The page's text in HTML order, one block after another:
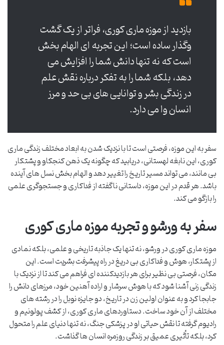
بازدید از موزه ماری کوری، فراتر از یک گشت
وگذار ساده است؛ این تجربه ای الهام بخش
است که نه تنها دانش شما را افزایش می
دهد، بلکه شما را به تفکر درباره نقش علم
در زندگی بشر و توانایی های بی حد و مرز
انسان وا می دارد.
سفر به این موزه، فرصتی است تا با نزدیک شدن به ابعاد مختلف زندگی ماری
کوری، این نابغه لهستانی، دریابید که چگونه یک ذهن کنجکاو و پشتکار
بی مانند، می تواند مسیر تاریخ را تغییر دهد و الهام بخش نسل های آینده
باشد. هر قدم در این موزه، داستانی ناگفته از فداکاری و جستجوگری علمی
را بازگو می کند.
سفر به ورشو و تجربه موزه ماری کوری
موزه ماری کوری در ورشو، نه تنها یک جاذبه تاریخی و علمی، بلکه نمادی
از پشتکار، هوش و فداکاری بی دریغ در راه پیشرفت بشریت است. این
مکان، فرصتی بی نظیر برای هر بازدیدکننده ای فراهم می کند تا از نزدیک با
زندگی زنی آشنا شود که با هوش سرشار و اراده آهنین خود، مرزهای دانش را
جابجا کرد و به عنوان اولین زن در تاریخ، دو جایزه نوبل را در رشته های
مختلف از آن خود ساخت. دستاوردهای ماری کوری، از کشف پولونیم و
رادیوم گرفته تا نقش حیاتی او در پزشکی جنگ، نه تنها دنیای علم را متحول
کرد، بلکه تأثیری عمیق بر زندگی روزمره انسان ها گذاشت.